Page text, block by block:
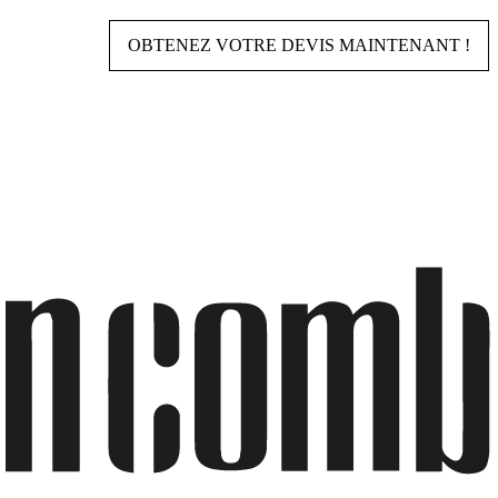
OBTENEZ VOTRE DEVIS MAINTENANT !